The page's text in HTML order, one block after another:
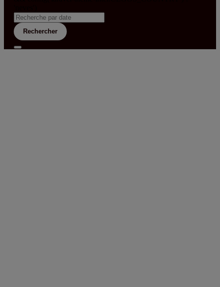
Rechercher